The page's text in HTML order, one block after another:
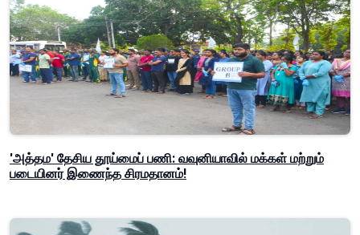
'அத்தம' தேசிய தூய்மைப் பணி: வவுனியாவில் மக்கள் மற்றும்
படையினர் இணைந்த சிரமதானம்!